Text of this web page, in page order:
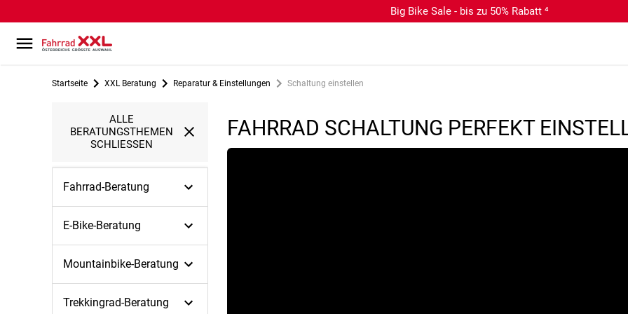
Big Bike Sale - bis zu 50% Rabatt ⁴
Startseite XXL Beratung Reparatur & Einstellungen Schaltung einstellen
ALLE
BERATUNGSTHEMEN
SCHLIESSEN
Fahrrad-Beratung
E-Bike-Beratung
Mountainbike-Beratung
Trekkingrad-Beratung
FAHRRAD SCHALTUNG PERFEKT